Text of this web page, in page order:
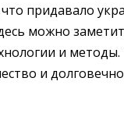
придавало
можно
и
и